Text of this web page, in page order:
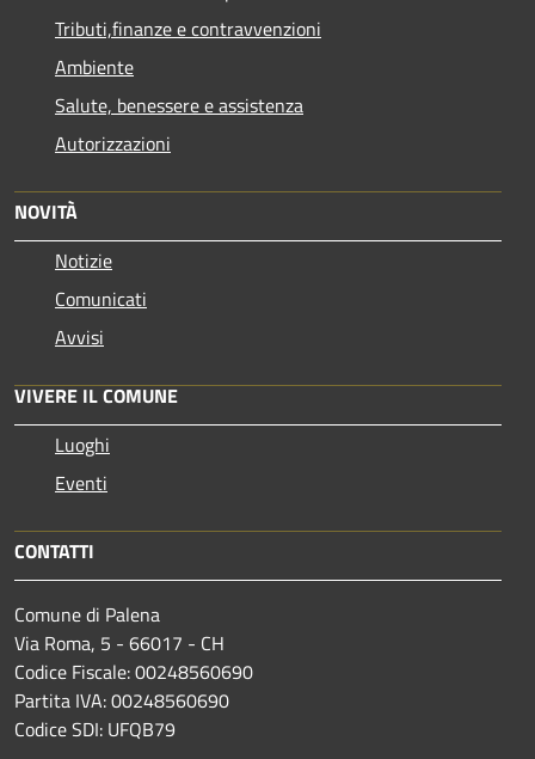
Tributi,finanze e contravvenzioni
Ambiente
Salute, benessere e assistenza
Autorizzazioni
NOVITÀ
Notizie
Comunicati
Avvisi
VIVERE IL COMUNE
Luoghi
Eventi
CONTATTI
Comune di Palena
Via Roma, 5 - 66017 - CH
Codice Fiscale: 00248560690
Partita IVA: 00248560690
Codice SDI: UFQB79